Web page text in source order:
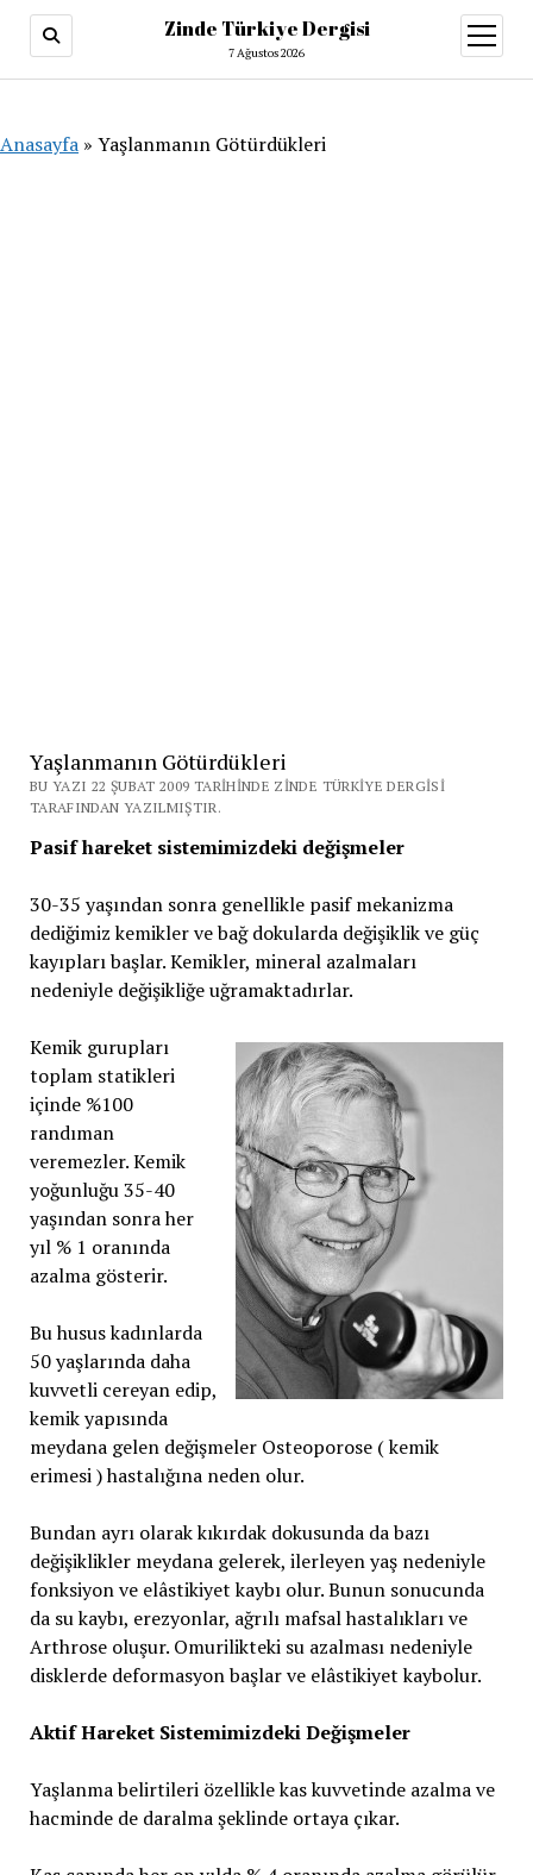
Zinde Türkiye Dergisi
7 Ağustos 2026
aç
Anasayfa » Yaşlanmanın Götürdükleri
Yaşlanmanın Götürdükleri
BU YAZI 22 ŞUBAT 2009 TARIHINDE ZINDE TÜRKIYE DERGISI
TARAFINDAN YAZILMIŞTIR.
Pasif hareket sistemimizdeki değişmeler
30-35 yaşından sonra genellikle pasif mekanizma
dediğimiz kemikler ve bağ dokularda değişiklik ve güç
kayıpları başlar. Kemikler, mineral azalmaları
nedeniyle değişikliğe uğramaktadırlar.
Kemik gurupları
toplam statikleri
içinde %100
randıman
veremezler. Kemik
yoğunluğu 35-40
yaşından sonra her
yıl % 1 oranında
azalma gösterir.
Bu husus kadınlarda
50 yaşlarında daha
kuvvetli cereyan edip,
kemik yapısında
meydana gelen değişmeler Osteoporose ( kemik
erimesi ) hastalığına neden olur.
Bundan ayrı olarak kıkırdak dokusunda da bazı
değişiklikler meydana gelerek, ilerleyen yaş nedeniyle
fonksiyon ve elâstikiyet kaybı olur. Bunun sonucunda
da su kaybı, erezyonlar, ağrılı mafsal hastalıkları ve
Arthrose oluşur. Omurilikteki su azalması nedeniyle
disklerde deformasyon başlar ve elâstikiyet kaybolur.
Aktif Hareket Sistemimizdeki Değişmeler
Yaşlanma belirtileri özellikle kas kuvvetinde azalma ve
hacminde de daralma şeklinde ortaya çıkar.